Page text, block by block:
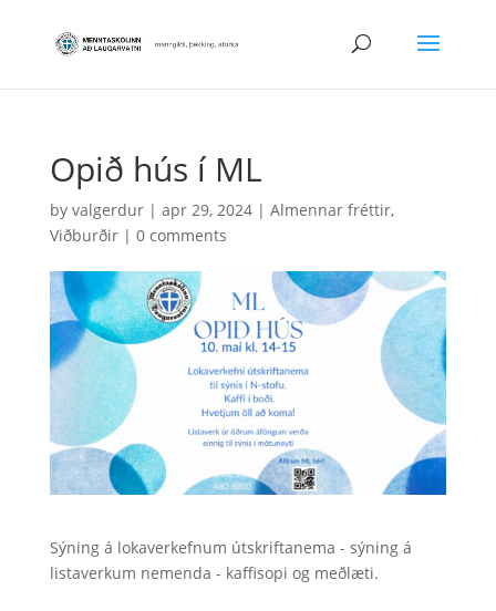
Opið hús í ML
by valgerdur| apr 29, 2024| Almennar fréttir,
Viðburðir| 0 comments
Sýning á lokaverkefnum útskriftanema - sýning á
listaverkum nemenda - kaffisopi og meðlæti.